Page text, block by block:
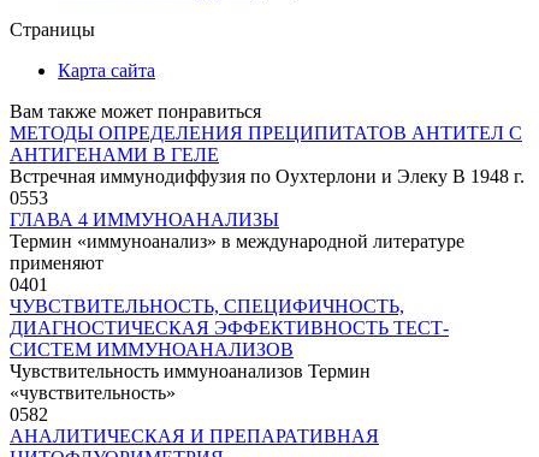
Страницы
Карта сайта
Вам также может понравиться
МЕТОДЫ ОПРЕДЕЛЕНИЯ ПРЕЦИПИТАТОВ АНТИТЕЛ С
АНТИГЕНАМИ В ГЕЛЕ
Встречная иммунодиффузия по Оухтерлони и Элеку В 1948 г.
0553
ГЛАВА 4 ИММУНОАНАЛИЗЫ
Термин «иммуноанализ» в международной литературе
применяют
0401
ЧУВСТВИТЕЛЬНОСТЬ, СПЕЦИФИЧНОСТЬ,
ДИАГНОСТИЧЕСКАЯ ЭФФЕКТИВНОСТЬ ТЕСТ-
СИСТЕМ ИММУНОАНАЛИЗОВ
Чувствительность иммуноанализов Термин
«чувствительность»
0582
АНАЛИТИЧЕСКАЯ И ПРЕПАРАТИВНАЯ